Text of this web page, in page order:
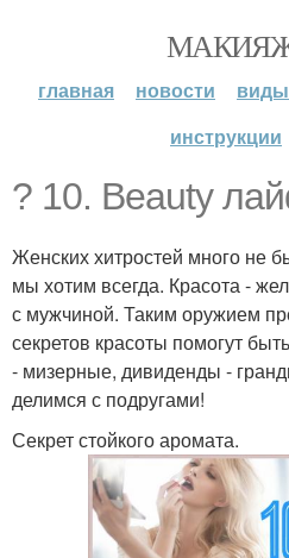
главная новости
инструкции
? 10. Beauty
Женских хитростей много не
мы хотим всегда. Красота -
с мужчиной. Таким оружием
секретов красоты помогут
- мизерные, дивиденды -
делимся с подругами!
Секрет стойкого аромата.